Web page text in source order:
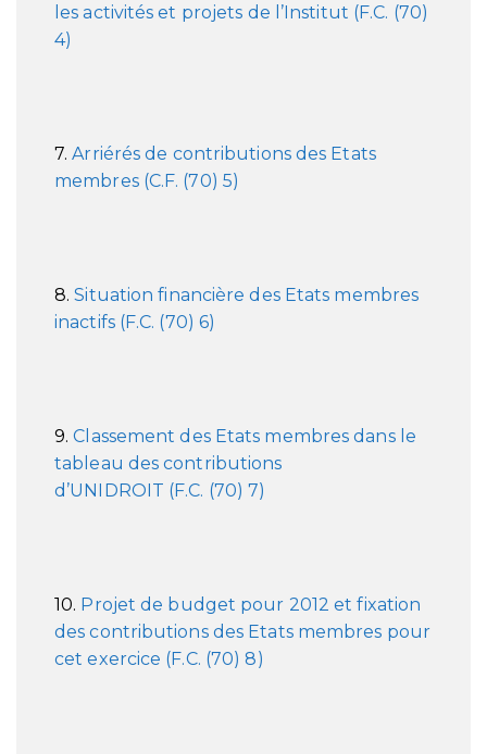
les activités et projets de l’Institut (F.C. (70)
4)
7.Arriérés de contributions des Etats
membres (C.F. (70) 5)
8.Situation financière des Etats membres
inactifs (F.C. (70) 6)
9.Classement des Etats membres dans le
tableau des contributions
d’UNIDROIT (F.C. (70) 7)
10. Projet de budget pour 2012 et fixation
des contributions des Etats membres pour
cet exercice (F.C. (70) 8)